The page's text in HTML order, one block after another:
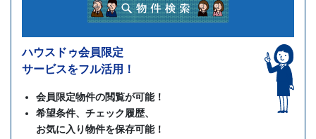
ハウスドゥ会員限定
サービスをフル活用！
会員限定物件の閲覧が可能！
希望条件、チェック履歴、
お気に入り物件を保存可能！